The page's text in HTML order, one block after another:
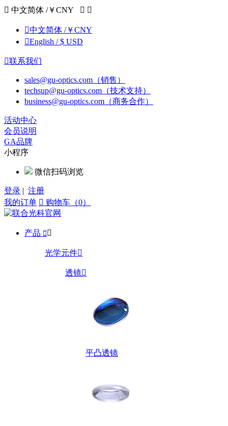
 中文简体 /￥CNY  
中文简体 /￥CNY
English / $ USD
联系我们
sales@gu-optics.com（销售）
techsup@gu-optics.com（技术支持）
business@gu-optics.com（商务合作）
活动中心
会员说明
GA品牌
小程序
微信扫码浏览
登录 | 注册
我的订单  购物车（0）
产品  
光学元件
透镜
平凸透镜